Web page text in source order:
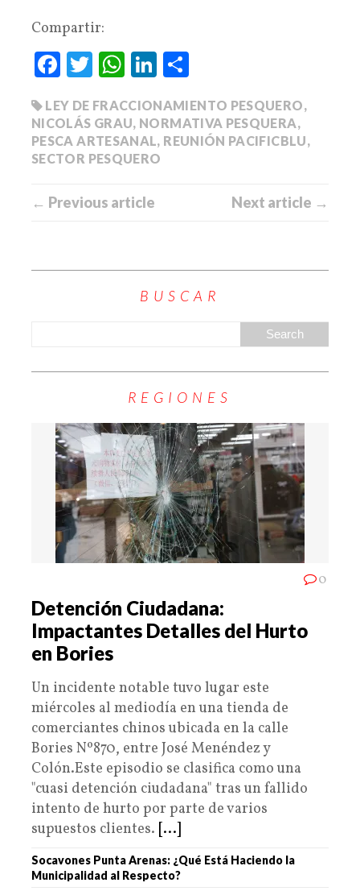
Compartir:
Fa
bo
ok
T
tte
r
W
ts
A
pp
Li
ed
In
m
pa
LEY DE FRACCIONAMIENTO PESQUERO,
NICOLÁS GRAU, NORMATIVA PESQUERA,
PESCA ARTESANAL, REUNIÓN PACIFICBLU,
SECTOR PESQUERO
← Previous article Next article →
BUSCAR
REGIONES
0
Detención Ciudadana:
Impactantes Detalles del Hurto
en Bories
Un incidente notable tuvo lugar este
miércoles al mediodía en una tienda de
comerciantes chinos ubicada en la calle
Bories Nº870, entre José Menéndez y
Colón.Este episodio se clasifica como una
"cuasi detención ciudadana" tras un fallido
intento de hurto por parte de varios
supuestos clientes. [...]
Socavones Punta Arenas: ¿Qué Está Haciendo la
Municipalidad al Respecto?